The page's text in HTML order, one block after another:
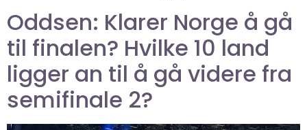
Oddsen: Klarer Norge å gå
til finalen? Hvilke 10 land
ligger an til å gå videre fra
semifinale 2?